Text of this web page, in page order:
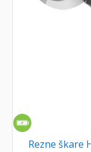
Rezne škare